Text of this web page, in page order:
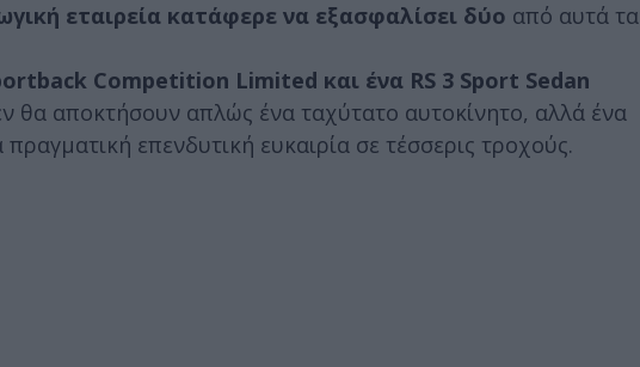
εταιρεία κατάφερε να εξασφαλίσει δύο από αυτά τα
Competition Limited και ένα RS 3 Sport Sedan
θα αποκτήσουν απλώς ένα ταχύτατο αυτοκίνητο, αλλά ένα
επενδυτική ευκαιρία σε τέσσερις τροχούς.